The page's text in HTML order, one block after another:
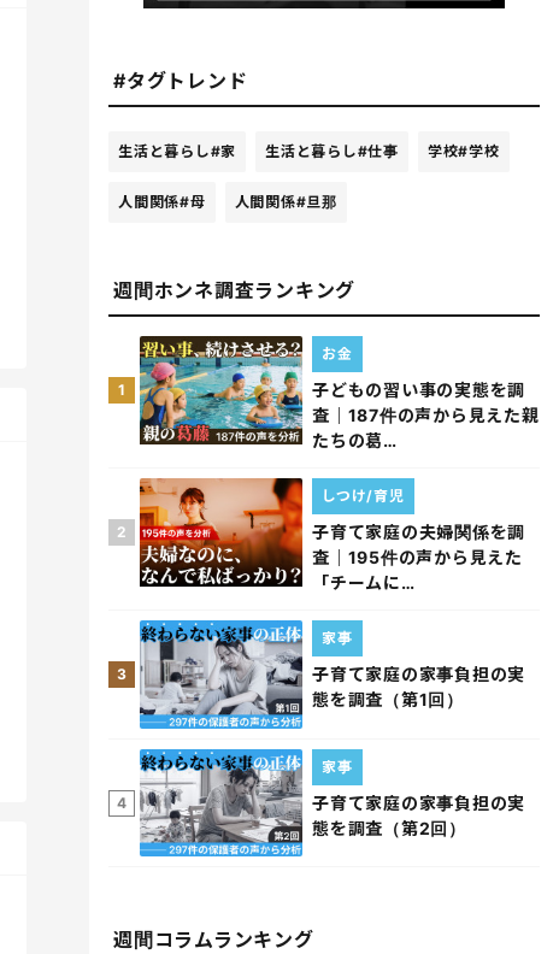
#タグトレンド
生活と暮らし#家 生活と暮らし#仕事 学校#学校
人間関係#母 人間関係#旦那
週間ホンネ調査ランキング
1
子どもの習い事の実態を調
査｜187件の声から見えた親
たちの葛…
お金
2
子育て家庭の夫婦関係を調
査｜195件の声から見えた
「チームに…
しつけ/育児
3
子育て家庭の家事負担の実
態を調査（第1回）
家事
4
子育て家庭の家事負担の実
態を調査（第2回）
家事
週間コラムランキング